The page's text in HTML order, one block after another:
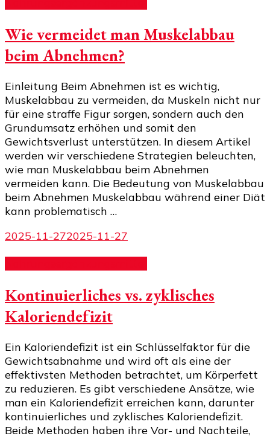
Wie vermeidet man Muskelabbau
beim Abnehmen?
Einleitung Beim Abnehmen ist es wichtig,
Muskelabbau zu vermeiden, da Muskeln nicht nur
für eine straffe Figur sorgen, sondern auch den
Grundumsatz erhöhen und somit den
Gewichtsverlust unterstützen. In diesem Artikel
werden wir verschiedene Strategien beleuchten,
wie man Muskelabbau beim Abnehmen
vermeiden kann. Die Bedeutung von Muskelabbau
beim Abnehmen Muskelabbau während einer Diät
kann problematisch …
2025-11-272025-11-27
Kontinuierliches vs. zyklisches
Kaloriendefizit
Ein Kaloriendefizit ist ein Schlüsselfaktor für die
Gewichtsabnahme und wird oft als eine der
effektivsten Methoden betrachtet, um Körperfett
zu reduzieren. Es gibt verschiedene Ansätze, wie
man ein Kaloriendefizit erreichen kann, darunter
kontinuierliches und zyklisches Kaloriendefizit.
Beide Methoden haben ihre Vor- und Nachteile,